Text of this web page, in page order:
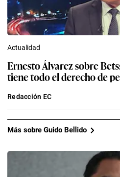
Actualidad
Ernesto Álvarez sobre
tiene todo el derecho de
Redacción EC
Más sobre Guido Bellido